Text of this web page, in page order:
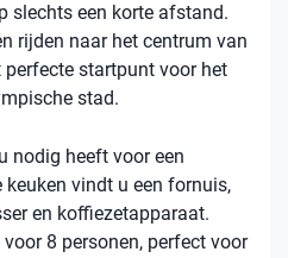
slechts een korte afstand.
rijden naar het centrum van
startpunt voor het
stad.
nodig heeft voor een
vindt u een fornuis,
en koffiezetapparaat.
8 personen, perfect voor